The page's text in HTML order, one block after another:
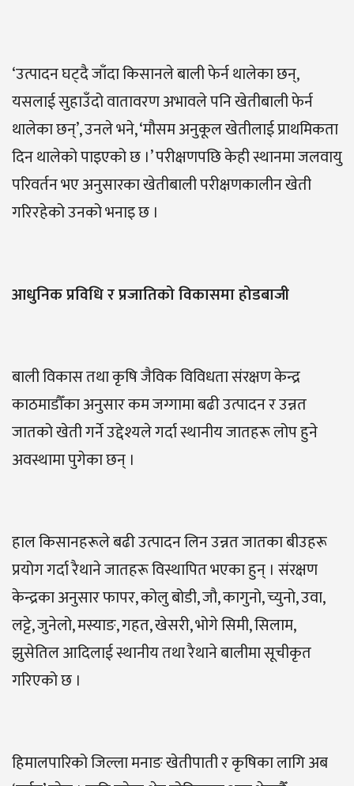
‘उत्पादन घट्दै जाँदा किसानले बाली फेर्न थालेका छन्,
यसलाई सुहाउँदो वातावरण अभावले पनि खेतीबाली फेर्न
थालेका छन्’, उनले भने, ‘मौसम अनुकूल खेतीलाई प्राथमिकता
दिन थालेको पाइएको छ ।’ परीक्षणपछि केही स्थानमा जलवायु
परिवर्तन भए अनुसारका खेतीबाली परीक्षणकालीन खेती
गरिरहेको उनको भनाइ छ ।
आधुनिक प्रविधि र प्रजातिको विकासमा होडबाजी
बाली विकास तथा कृषि जैविक विविधता संरक्षण केन्द्र
काठमाडौँका अनुसार कम जग्गामा बढी उत्पादन र उन्नत
जातको खेती गर्ने उद्देश्यले गर्दा स्थानीय जातहरू लोप हुने
अवस्थामा पुगेका छन् ।
हाल किसानहरूले बढी उत्पादन लिन उन्नत जातका बीउहरू
प्रयोग गर्दा रैथाने जातहरू विस्थापित भएका हुन् । संरक्षण
केन्द्रका अनुसार फापर, कोलु बोडी, जौ, कागुनो, च्युनो, उवा,
लट्टे, जुनेलो, मस्याङ, गहत, खेसरी, भोगे सिमी, सिलाम,
झुसेतिल आदिलाई स्थानीय तथा रैथाने बालीमा सूचीकृत
गरिएको छ ।
हिमालपारिको जिल्ला मनाङ खेतीपाती र कृषिका लागि अब